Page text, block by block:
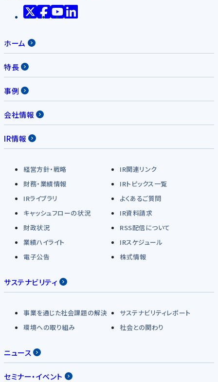
ホーム
特長
事例
会社情報
IR情報
経営方針・戦略
IR関連リンク
財務・業績情報
IRトピックス一覧
IRライブラリ
よくあるご質問
キャッシュフローの状況
IR資料請求
財政状況
RSS配信について
業績ハイライト
IRスケジュール
電子公告
株式情報
サステナビリティ
事業を通じた社会課題の解決
サステナビリティレポート
環境への取り組み
社会との関わり
ニュース
セミナー・イベント